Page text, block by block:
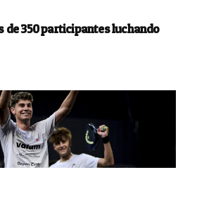
de 350 participantes luchando